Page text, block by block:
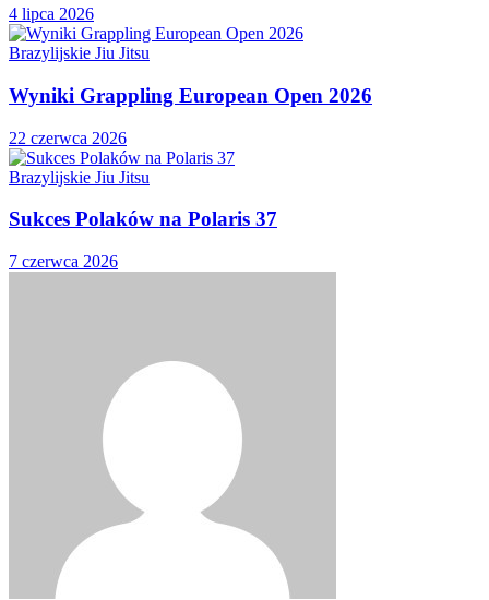
4 lipca 2026
Brazylijskie Jiu Jitsu
Wyniki Grappling European Open 2026
22 czerwca 2026
Brazylijskie Jiu Jitsu
Sukces Polaków na Polaris 37
7 czerwca 2026